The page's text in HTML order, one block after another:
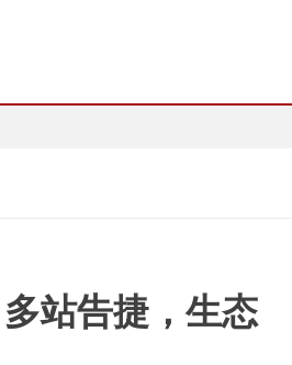
站告捷，生态